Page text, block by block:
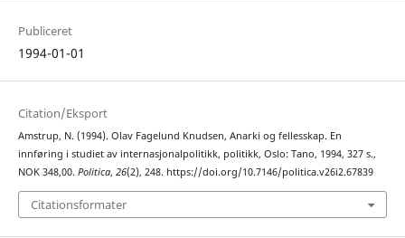
Publiceret
1994-01-01
Citation/Eksport
Amstrup, N. (1994). Olav Fagelund Knudsen, Anarki og fellesskap. En
innføring i studiet av internasjonalpolitikk, politikk, Oslo: Tano, 1994, 327 s.,
NOK 348,00. Politica, 26(2), 248. https://doi.org/10.7146/politica.v26i2.67839
Citationsformater